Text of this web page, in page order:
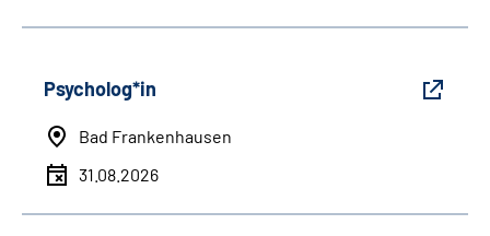
Psycholog*in
Bad Frankenhausen
31.08.2026